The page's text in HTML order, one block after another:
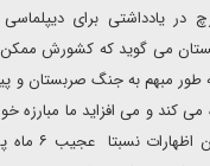
در یادداشتی برای
می گوید که کشورش
طور مبهم به جنگ صربستان
کند و می افزاید ما مبارزه
پیروز خواهد